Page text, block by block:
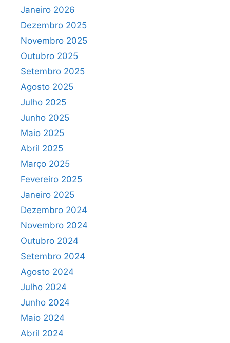
Janeiro 2026
Dezembro 2025
Novembro 2025
Outubro 2025
Setembro 2025
Agosto 2025
Julho 2025
Junho 2025
Maio 2025
Abril 2025
Março 2025
Fevereiro 2025
Janeiro 2025
Dezembro 2024
Novembro 2024
Outubro 2024
Setembro 2024
Agosto 2024
Julho 2024
Junho 2024
Maio 2024
Abril 2024